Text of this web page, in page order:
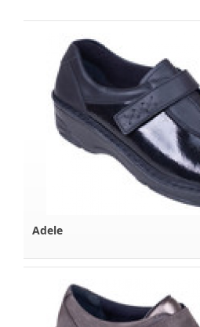
Boutique en Ligne
Contactez Nous